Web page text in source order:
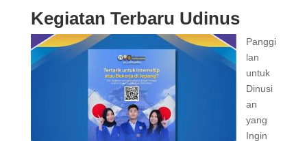
Kegiatan Terbaru Udinus
Panggi
lan
untuk
Dinusi
an
yang
Ingin